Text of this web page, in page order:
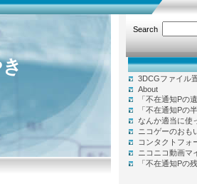
Search
3DCGファイル
About
「不在通知Pの
「不在通知Pの
なんか適当に使
ニコゲーのおも
コンタクトフォ
ニコニコ動画マ
「不在通知Pの